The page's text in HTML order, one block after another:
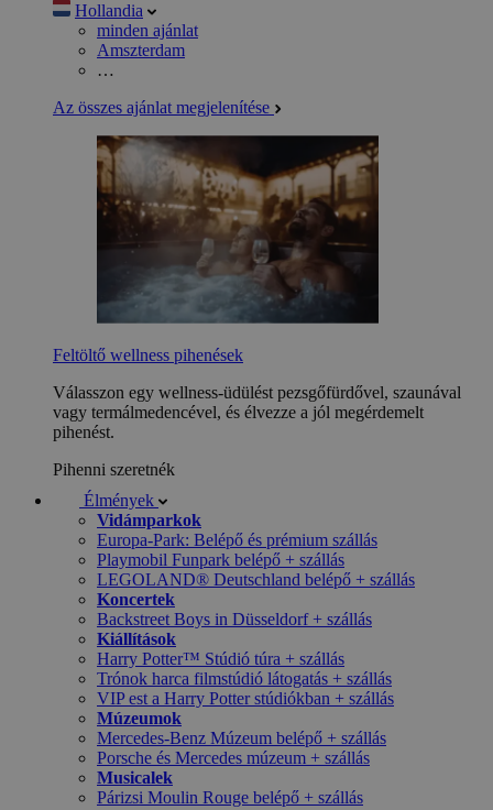
Hollandia
minden ajánlat
Amszterdam
…
Az összes ajánlat megjelenítése
Feltöltő wellness pihenések
Válasszon egy wellness-üdülést pezsgőfürdővel, szaunával
vagy termálmedencével, és élvezze a jól megérdemelt
pihenést.
Pihenni szeretnék
Élmények
Vidámparkok
Europa-Park: Belépő és prémium szállás
Playmobil Funpark belépő + szállás
LEGOLAND® Deutschland belépő + szállás
Koncertek
Backstreet Boys in Düsseldorf + szállás
Kiállítások
Harry Potter™ Stúdió túra + szállás
Trónok harca filmstúdió látogatás + szállás
VIP est a Harry Potter stúdiókban + szállás
Múzeumok
Mercedes-Benz Múzeum belépő + szállás
Porsche és Mercedes múzeum + szállás
Musicalek
Párizsi Moulin Rouge belépő + szállás